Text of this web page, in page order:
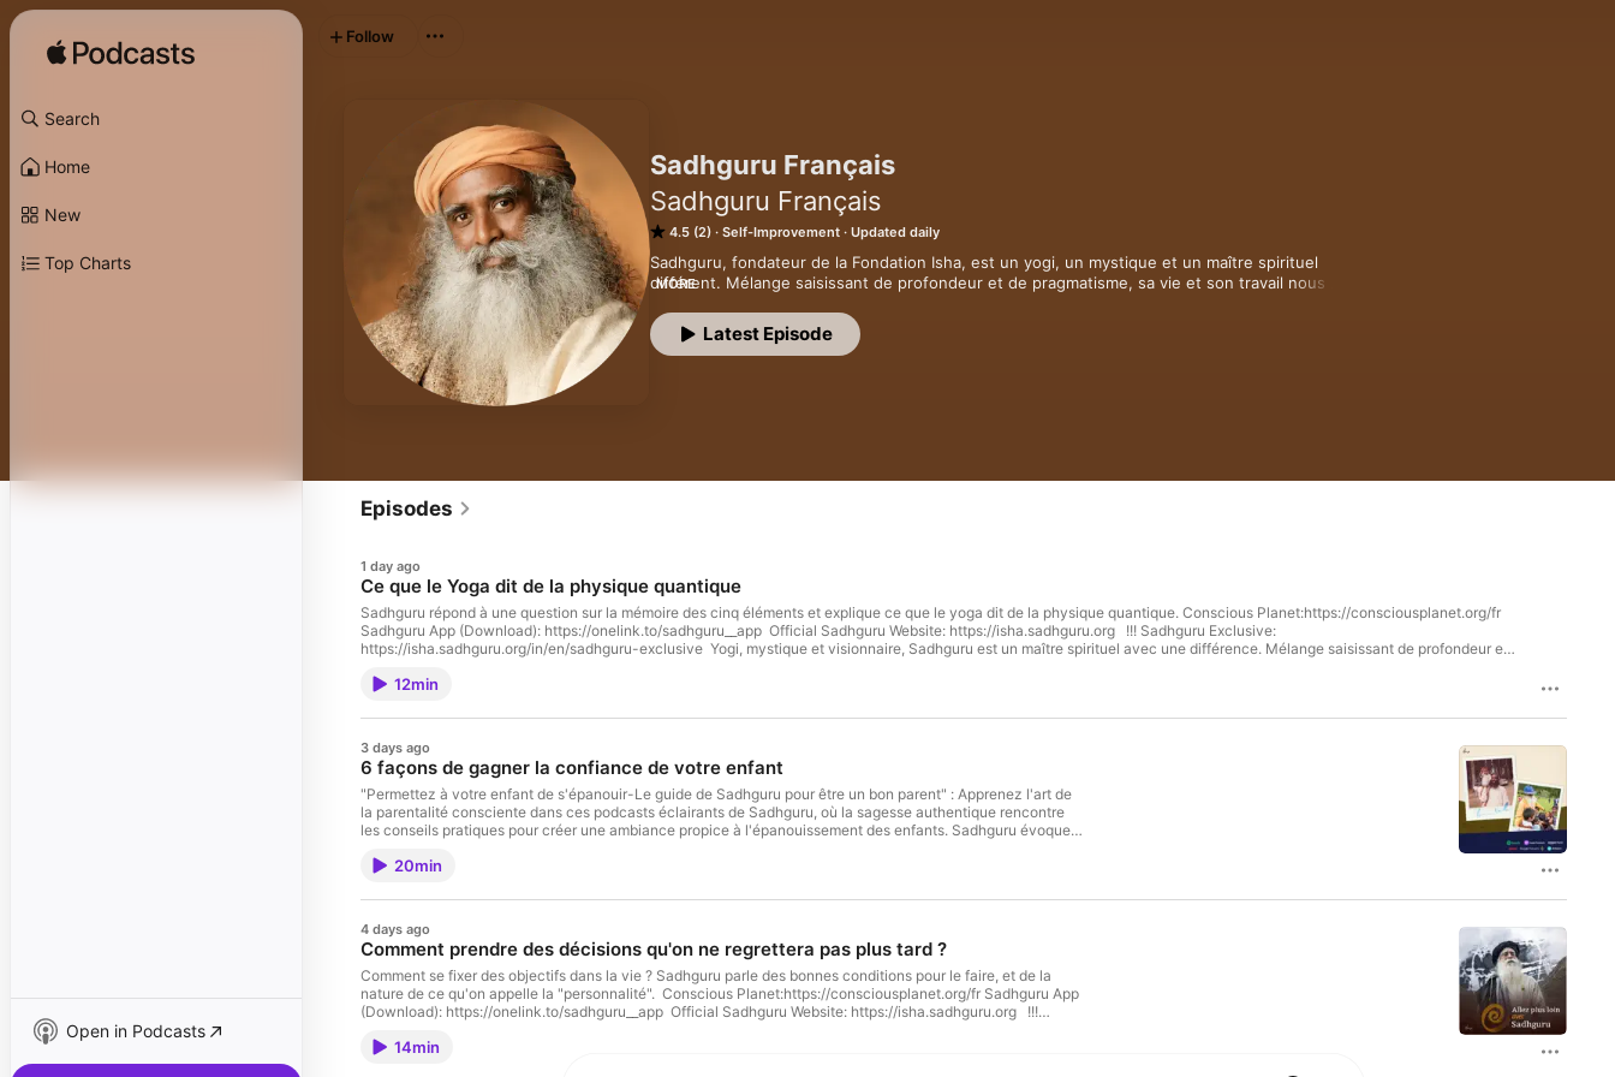
Search
Home
New
Top Charts
Open in Podcasts
Sadhguru Français
Sadhguru Français
4.5 (2) Self-Improvement Updated daily
Sadhguru, fondateur de la Fondation Isha, est un yogi, un mystique et un maître spirituel
différent. Mélange saisissant de profondeur et de pragmatisme, sa vie et son travail nous
révolu, mais une science contemporaine d'une importance vitale pour notre époque.
MORE
Latest Episode
Follow
Episodes
1 day ago
Ce que le Yoga dit de la physique quantique
Sadhguru répond à une question sur la mémoire des cinq éléments et explique ce que le yoga dit de la physique quantique. Conscious Planet:https://consciousplanet.org/fr
Sadhguru App (Download): https://onelink.to/sadhguru__app Official Sadhguru Website: https://isha.sadhguru.org !!! Sadhguru Exclusive:
https://isha.sadhguru.org/in/en/sadhguru-exclusive Yogi, mystique et visionnaire, Sadhguru est un maître spirituel avec une différence. Mélange saisissant de profondeur et
Visit megaphone.fm/adchoices
12min
3 days ago
6 façons de gagner la confiance de votre enfant
"Permettez à votre enfant de s'épanouir-Le guide de Sadhguru pour être un bon parent" : Apprenez l'art de
la parentalité consciente dans ces podcasts éclairants de Sadhguru, où la sagesse authentique rencontre
les conseils pratiques pour créer une ambiance propice à l'épanouissement des enfants. Sadhguru évoque
s'épanouir. Conscious Planet:https://consciousplanet.org/fr Sadhguru App (Download):
Exclusive: https://isha.sadhguru.org/in/en/sadhguru-exclusive Yogi, mystique et visionnaire, Sadhguru est
un maître spirituel avec une différence. Mélange saisissant de profondeur et de pragmatisme, sa vie et son
travail rappellent que le yoga est une science contemporaine, d’une importance vitale pour notre époque.
See omnystudio.com/listener for privacy information. Learn more about your ad choices. Visit
megaphone.fm/adchoices
20min
4 days ago
Comment prendre des décisions qu'on ne regrettera pas plus tard ?
Comment se fixer des objectifs dans la vie ? Sadhguru parle des bonnes conditions pour le faire, et de la
nature de ce qu'on appelle la "personnalité". Conscious Planet:https://consciousplanet.org/fr Sadhguru App
(Download): https://onelink.to/sadhguru__app Official Sadhguru Website: https://isha.sadhguru.org !!!
Sadhguru est un maître spirituel avec une différence. Mélange saisissant de profondeur et de pragmatisme,
14min